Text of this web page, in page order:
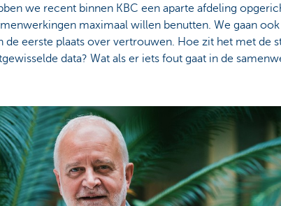
we recent binnen KBC een aparte afdeling
maximaal willen benutten. We gaan
de eerste plaats over vertrouwen. Hoe zit het met de
data? Wat als er iets fout gaat in de